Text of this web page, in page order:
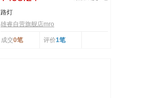
路灯
雄睿自营旗舰店mro
成交0笔 评价1笔